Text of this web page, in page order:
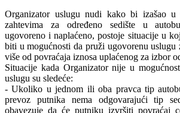
Organizator uslugu nudi kako bi izašao u
zahtevima za određeno sedište u
ugovoreno i naplaćeno, postoje situacije u
biti u mogućnosti da pruži ugovorenu uslugu
više od povraćaja iznosa uplaćenog za izbor
Situacije kada Organizator nije u
uslugu su sledeće:
- Ukoliko u jednom ili oba pravca tip
prevoz putnika nema odgovarajući tip
obavezuje da će putniku izvršiti povraćaj